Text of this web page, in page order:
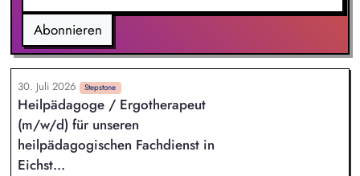
Konfliktmanagement sowie Unterstützung bei Krisen- und
Problemlagen
Abonnieren
30. Juli 2026 Stepstone
Heilpädagoge / Ergotherapeut
(m/w/d) für unseren
heilpädagogischen Fachdienst in
Eichst...